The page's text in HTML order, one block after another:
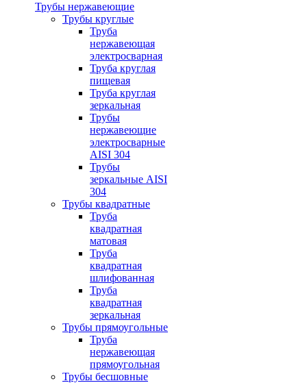
Трубы нержавеющие
Трубы круглые
Труба
нержавеющая
электросварная
Труба круглая
пищевая
Труба круглая
зеркальная
Трубы
нержавеющие
электросварные
AISI 304
Трубы
зеркальные AISI
304
Трубы квадратные
Труба
квадратная
матовая
Труба
квадратная
шлифованная
Труба
квадратная
зеркальная
Трубы прямоугольные
Труба
нержавеющая
прямоугольная
Трубы бесшовные